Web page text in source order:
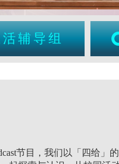
活辅导组
节目，我们以「四给